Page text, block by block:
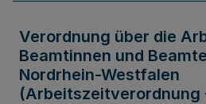
Verordnung über die
Beamtinnen und
Nordrhein-Westfalen
(Arbeitszeitverordnung